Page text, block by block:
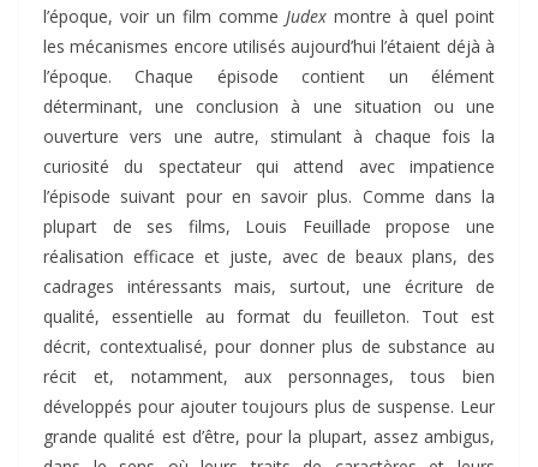
l’époque, voir un film comme Judex montre à quel point
les mécanismes encore utilisés aujourd’hui l’étaient déjà à
l’époque. Chaque épisode contient un élément
déterminant, une conclusion à une situation ou une
ouverture vers une autre, stimulant à chaque fois la
curiosité du spectateur qui attend avec impatience
l’épisode suivant pour en savoir plus. Comme dans la
plupart de ses films, Louis Feuillade propose une
réalisation efficace et juste, avec de beaux plans, des
cadrages intéressants mais, surtout, une écriture de
qualité, essentielle au format du feuilleton. Tout est
décrit, contextualisé, pour donner plus de substance au
récit et, notamment, aux personnages, tous bien
développés pour ajouter toujours plus de suspense. Leur
grande qualité est d’être, pour la plupart, assez ambigus,